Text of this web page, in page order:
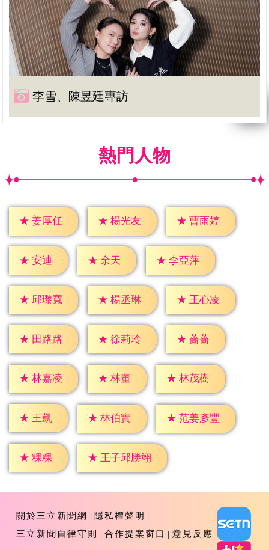
李雪、陳昱廷專訪
熱門人物
★ 姜厚任 ★ 楊光友 ★ 曹雨婷
★ 安迪 ★ 余天 ★ 李亞萍
★ 邱瓈寬 ★ 楊丞琳 ★ 王心凌
★ 田路路 ★ 徐莉玲 ★ 薔薔
★ 林嘉凌 ★ 林董 ★ 林茂樹
★ 王凱 ★ 林伯實 ★ 范姜彥豐
★ 粿粿 ★ 王子邱勝翊
關於三立新聞網
隱私權聲明
三立新聞自律守則
合作提案窗口 意見反應